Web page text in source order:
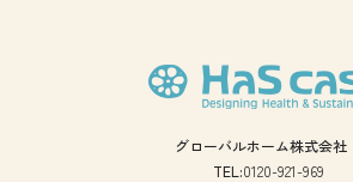
グローバルホーム株式会社
TEL:0120-921-969